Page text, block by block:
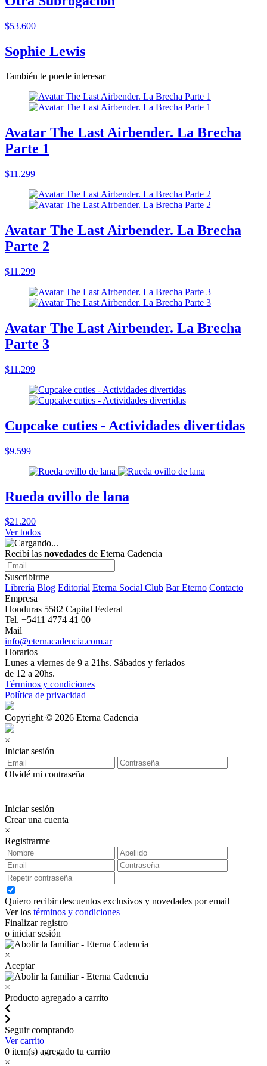
$53.600
Sophie Lewis
También te puede interesar
Avatar The Last Airbender. La Brecha
Parte 1
$11.299
Avatar The Last Airbender. La Brecha
Parte 2
$11.299
Avatar The Last Airbender. La Brecha
Parte 3
$11.299
Cupcake cuties - Actividades divertidas
$9.599
Rueda ovillo de lana
$21.200
Ver todos
Recibí las novedades de Eterna Cadencia
Suscribirme
Librería Blog Editorial Eterna Social Club Bar Eterno Contacto
Empresa
Honduras 5582 Capital Federal
Tel. +5411 4774 41 00
Mail
info@eternacadencia.com.ar
Horarios
Lunes a viernes de 9 a 21hs. Sábados y feriados
de 12 a 20hs.
Términos y condiciones
Política de privacidad
Copyright © 2026 Eterna Cadencia
×
Iniciar sesión
Olvidé mi contraseña
Iniciar sesión
Crear una cuenta
×
Registrarme
Quiero recibir descuentos exclusivos y novedades por email
Ver los términos y condiciones
Finalizar registro
o iniciar sesión
×
Aceptar
×
Producto agregado a carrito
Seguir comprando
Ver carrito
0 item(s) agregado tu carrito
×